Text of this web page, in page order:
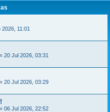
2026, 11:01
20 Jul 2026, 03:31
20 Jul 2026, 03:29
06 Jul 2026, 22:52